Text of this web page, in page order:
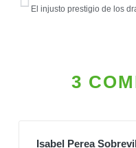
3
Isabel Perea